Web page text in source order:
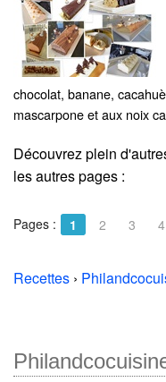
chocolat, banane,
mascarpone et aux noix
Découvrez plein
les autres pages :
Pages : 1 2 3 4
Recettes ›